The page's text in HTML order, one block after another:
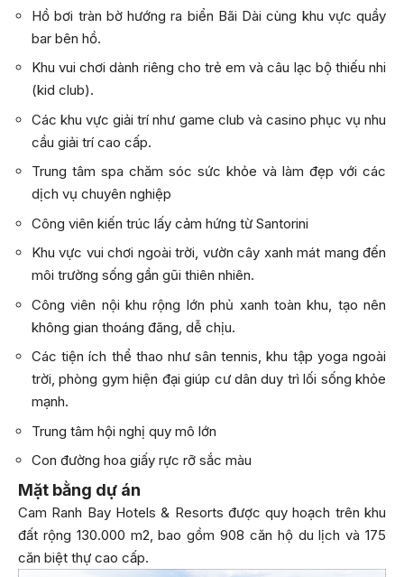
Hồ bơi tràn bờ hướng ra biển Bãi Dài cùng khu vực quầy
bar bên hồ.
Khu vui chơi dành riêng cho trẻ em và câu lạc bộ thiếu nhi
(kid club).
Các khu vực giải trí như game club và casino phục vụ nhu
cầu giải trí cao cấp.
Trung tâm spa chăm sóc sức khỏe và làm đẹp với các
dịch vụ chuyên nghiệp
Công viên kiến trúc lấy cảm hứng từ Santorini
Khu vực vui chơi ngoài trời, vườn cây xanh mát mang đến
môi trường sống gần gũi thiên nhiên.
Công viên nội khu rộng lớn phủ xanh toàn khu, tạo nên
không gian thoáng đãng, dễ chịu.
Các tiện ích thể thao như sân tennis, khu tập yoga ngoài
trời, phòng gym hiện đại giúp cư dân duy trì lối sống khỏe
mạnh.
Trung tâm hội nghị quy mô lớn
Con đường hoa giấy rực rỡ sắc màu
Mặt bằng dự án
Cam Ranh Bay Hotels & Resorts được quy hoạch trên khu
đất rộng 130.000 m2, bao gồm 908 căn hộ du lịch và 175
căn biệt thự cao cấp.